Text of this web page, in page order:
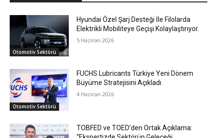
Otomotiv Sektörü
Hyundai Özel Şarj Desteği İle Filolarda
Elektrikli Mobiliteye Geçişi Kolaylaştırıyor.
5 Haziran 2026
Otomotiv Sektörü
FUCHS Lubricants Türkiye Yeni Dönem
Büyüme Stratejisini Açıkladı
4 Haziran 2026
TOBFED ve TOED’den Ortak Açıklama: